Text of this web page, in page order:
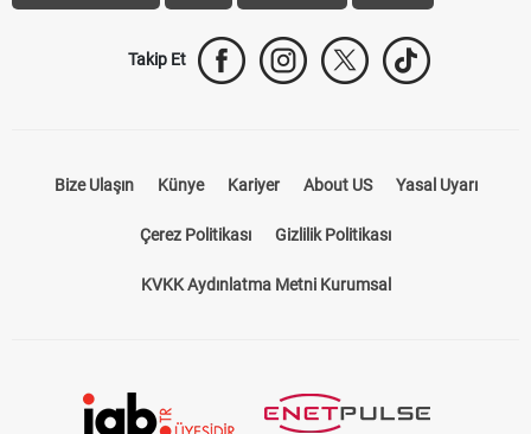
Takip Et
Bize Ulaşın Künye Kariyer About US Yasal Uyarı
Çerez Politikası Gizlilik Politikası
KVKK Aydınlatma Metni Kurumsal